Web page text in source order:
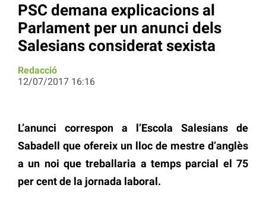
PSC demana explicacions al
Parlament per un anunci dels
Salesians considerat sexista
Redacció
12/07/2017 16:16
L’anunci correspon a l’Escola Salesians de
Sabadell que ofereix un lloc de mestre d’anglès
a un noi que treballaria a temps parcial el 75
per cent de la jornada laboral.